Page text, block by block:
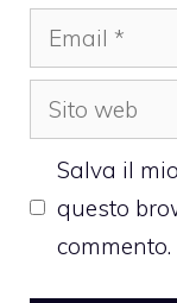
Email
Sito
web
Salva il
questo
commento.